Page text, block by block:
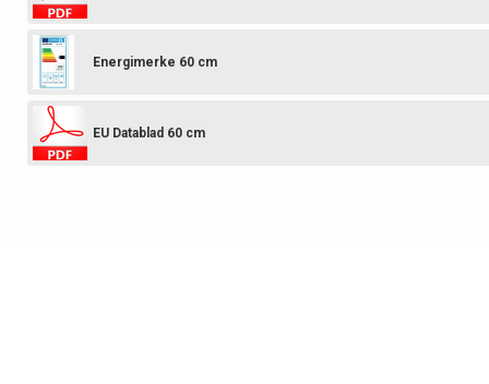
Energimerke 60 cm
EU Datablad 60 cm